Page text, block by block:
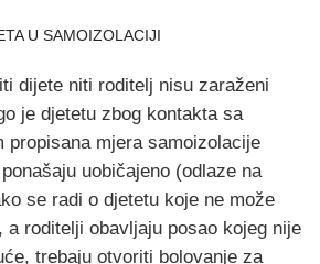
U SAMOIZOLACIJI
dijete niti roditelj nisu zaraženi
je djetetu zbog kontakta sa
propisana mjera samoizolacije
uobičajeno (odlaze na
se radi o djetetu koje ne može
a roditelji obavljaju posao kojeg nije
trebaju otvoriti bolovanje za